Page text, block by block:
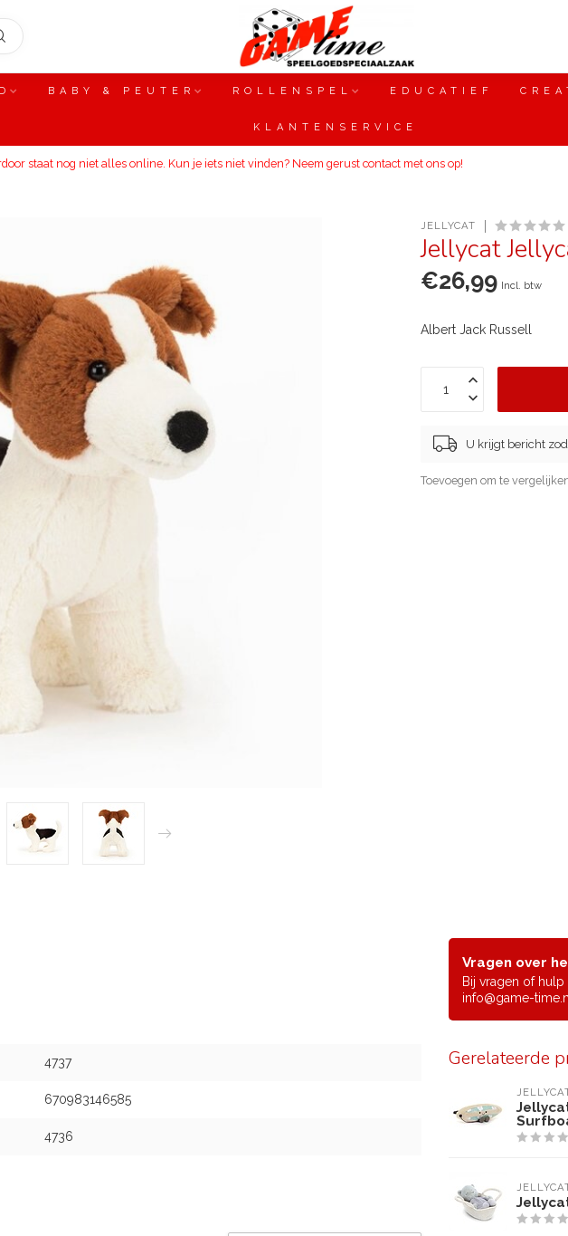
BABY & PEUTER ROLLENSPEL EDUCATIEF
KLANTENSERVICE
staat nog niet alles online. Kun je iets niet vinden? Neem gerust contact met ons op!
JELLYCAT
Jellycat
€26,99 Incl. btw
Albert Jack Russell
U krijgt bericht
Toevoegen om te
4737
670983146585
4736
Vragen over
Bij vragen of
info@game-time.nl
Gerelateerde